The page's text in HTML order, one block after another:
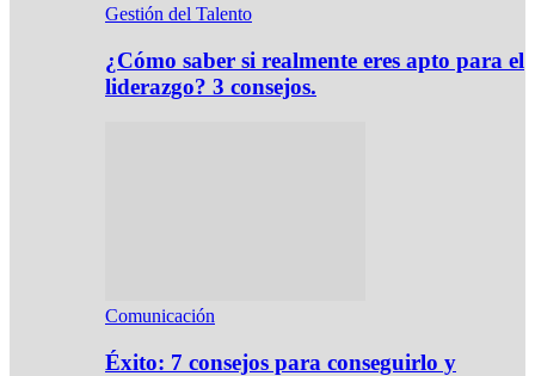
Gestión del Talento
¿Cómo saber si realmente eres apto para el
liderazgo? 3 consejos.
Comunicación
Éxito: 7 consejos para conseguirlo y